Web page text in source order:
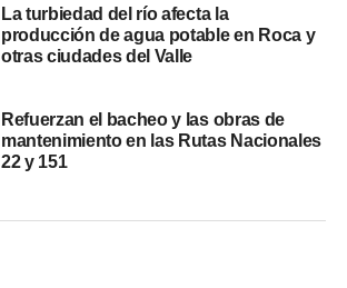
La turbiedad del río afecta la
producción de agua potable en Roca y
otras ciudades del Valle
Refuerzan el bacheo y las obras de
mantenimiento en las Rutas Nacionales
22 y 151